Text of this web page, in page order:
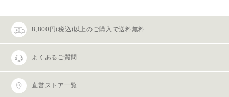
8,800円(税込)以上のご購入で送料無料
よくあるご質問
直営ストア一覧